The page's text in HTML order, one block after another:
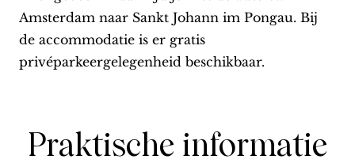
Amsterdam naar Sankt Johann im Pongau. Bij
de accommodatie is er gratis
privéparkeergelegenheid beschikbaar.
Praktische informatie